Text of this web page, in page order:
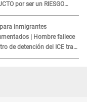
por ser un RIESGO
para consumidores: ¿Cuál
inmigrantes
| Hombre fallece
de detención del ICE tras
"emergencia médica"